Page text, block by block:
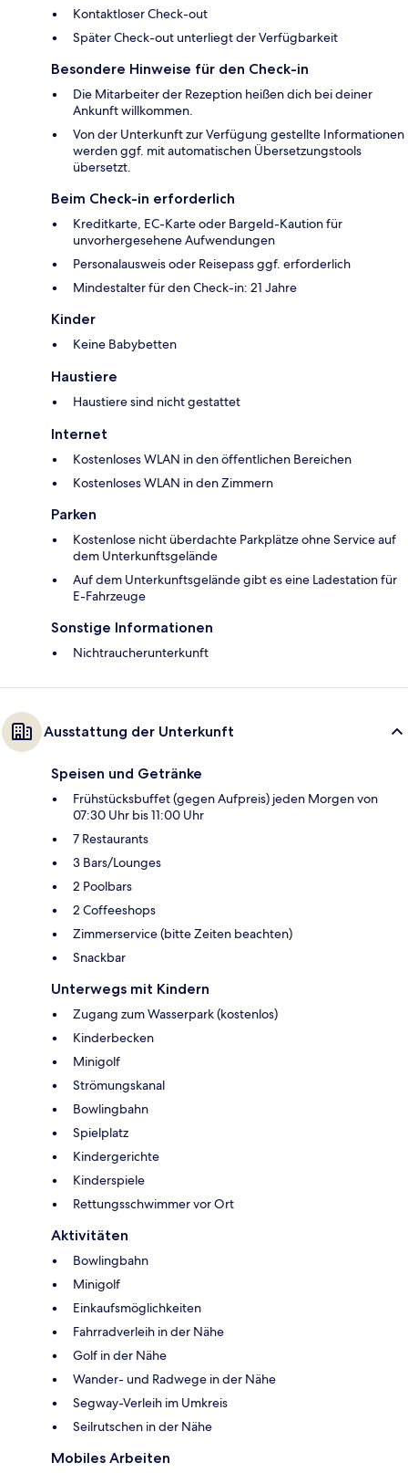
Kontaktloser Check-out
Später Check-out unterliegt der Verfügbarkeit
Besondere Hinweise für den Check-in
Die Mitarbeiter der Rezeption heißen dich bei deiner
Ankunft willkommen.
Von der Unterkunft zur Verfügung gestellte Informationen
werden ggf. mit automatischen Übersetzungstools
übersetzt.
Beim Check-in erforderlich
Kreditkarte, EC-Karte oder Bargeld-Kaution für
unvorhergesehene Aufwendungen
Personalausweis oder Reisepass ggf. erforderlich
Mindestalter für den Check-in: 21 Jahre
Kinder
Keine Babybetten
Haustiere
Haustiere sind nicht gestattet
Internet
Kostenloses WLAN in den öffentlichen Bereichen
Kostenloses WLAN in den Zimmern
Parken
Kostenlose nicht überdachte Parkplätze ohne Service auf
dem Unterkunftsgelände
Auf dem Unterkunftsgelände gibt es eine Ladestation für
E-Fahrzeuge
Sonstige Informationen
Nichtraucherunterkunft
Ausstattung der Unterkunft
Speisen und Getränke
Frühstücksbuffet (gegen Aufpreis) jeden Morgen von
07:30 Uhr bis 11:00 Uhr
7 Restaurants
3 Bars/Lounges
2 Poolbars
2 Coffeeshops
Zimmerservice (bitte Zeiten beachten)
Snackbar
Unterwegs mit Kindern
Zugang zum Wasserpark (kostenlos)
Kinderbecken
Minigolf
Strömungskanal
Bowlingbahn
Spielplatz
Kindergerichte
Kinderspiele
Rettungsschwimmer vor Ort
Aktivitäten
Bowlingbahn
Minigolf
Einkaufsmöglichkeiten
Fahrradverleih in der Nähe
Golf in der Nähe
Wander- und Radwege in der Nähe
Segway-Verleih im Umkreis
Seilrutschen in der Nähe
Mobiles Arbeiten